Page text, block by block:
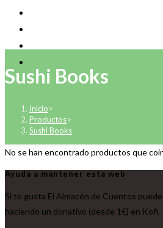
Sushi Books
Inicio>
Productos>
Sushi Books
No se han encontrado productos que
Ayuda a mantener esta web
Si te gusta El Almacén de Cuentos
haciendo un donativo (desde 1€) en Kofi.